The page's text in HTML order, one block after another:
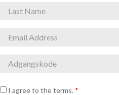
I agree to the terms. *